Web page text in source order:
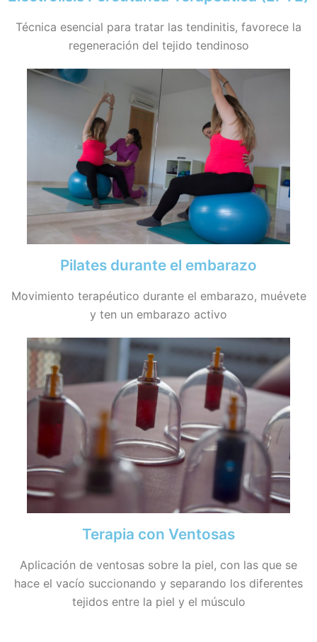
Técnica esencial para tratar las tendinitis, favorece la
regeneración del tejido tendinoso
Pilates durante el embarazo
Movimiento terapéutico durante el embarazo, muévete
y ten un embarazo activo
Terapia con Ventosas
Aplicación de ventosas sobre la piel, con las que se
hace el vacío succionando y separando los diferentes
tejidos entre la piel y el músculo